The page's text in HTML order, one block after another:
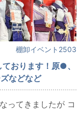
棚卸イベント2503
おります！原●、
などなど
ってきましたが コ